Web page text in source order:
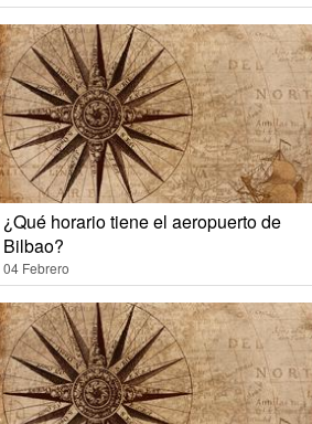
¿Qué horario tiene el aeropuerto de
Bilbao?
04 Febrero